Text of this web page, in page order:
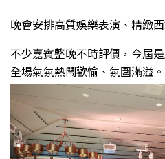
晚會安排高質娛樂表演、精緻
不少嘉賓整晚不時評價，今屆
全場氣氛熱鬧歡愉、氛圍滿溢。